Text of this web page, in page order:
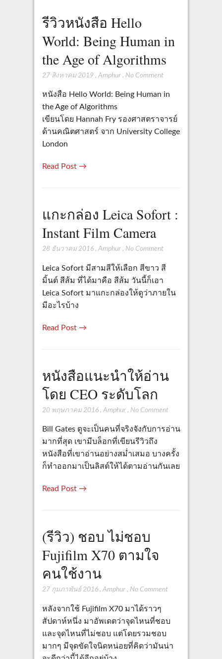
รีวิวหนังสือ Hello
World: Being Human in
the Age of Algorithms
27 สิงหาคม 2019 , Amphur, No Comment
หนังสือ Hello World: Being Human in
the Age of Algorithms
เขียนโดย Hannah Fry รองศาสตราจารย์
ด้านคณิตศาสตร์ จาก University College
London
Read Post →
แกะกล่อง Leica Sofort :
Instant Film Camera
28 ธันวาคม 2016, Amphur, No Comment
Leica Sofort มีสามสีให้เลือก สีขาว สี
มิ้นต์ สีส้ม ที่ได้มาคือ สีส้ม วันนี้ก็เอา
Leica Sofort มาแกะกล่องให้ดูว่าภายใน
มีอะไรบ้าง
Read Post →
หนังสือแนะนำให้อ่าน
โดย CEO ระดับโลก
20 พฤษภาคม 2016, Amphur, No Comment
Bill Gates ดูจะเป็นคนที่จริงจังกับการอ่าน
มากที่สุด เขามีบล็อกที่เขียนรีวิวถึง
หนังสือที่เขาอ่านอย่างสม่ำเสมอ บางครั้ง
ก็ทำออกมาเป็นลิสต์ให้ได้ตามอ่านกันเลย
Read Post →
(รีวิว) ชอบ ไม่ชอบ
Fujifilm X70 ตามใจ
คนใช้งาน
27 กุมภาพันธ์ 2016, Amphur, No Comment
หลังจากใช้ Fujifilm X70 มาได้ราวๆ
สัปดาห์หนึ่ง มาอัพเดตว่าจุดไหนที่ชอบ
และจุดไหนที่ไม่ชอบ แต่โดยรวมชอบ
มากๆ มีจุดขัดใจนิดหน่อยที่คิดว่ามันน่า